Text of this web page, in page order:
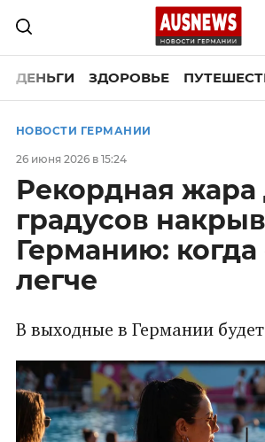
ДЕНЬГИ ЗДОРОВЬЕ
НОВОСТИ ГЕРМАНИИ
26 июня 2026 в 15:24
Рекордная жара
градусов
Германию: когда
легче
В выходные в Германии